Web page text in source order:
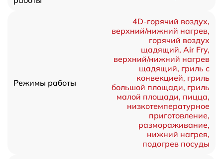
Режимы работы
4D-горячий воздух,
верхний/нижний нагрев,
горячий воздух
щадящий, Air Fry,
верхний/нижний нагрев
щадящий, гриль с
конвекцией, гриль
большой площади, гриль
малой площади, пицца,
низкотемпературное
приготовление,
размораживание,
нижний нагрев,
подогрев посуды